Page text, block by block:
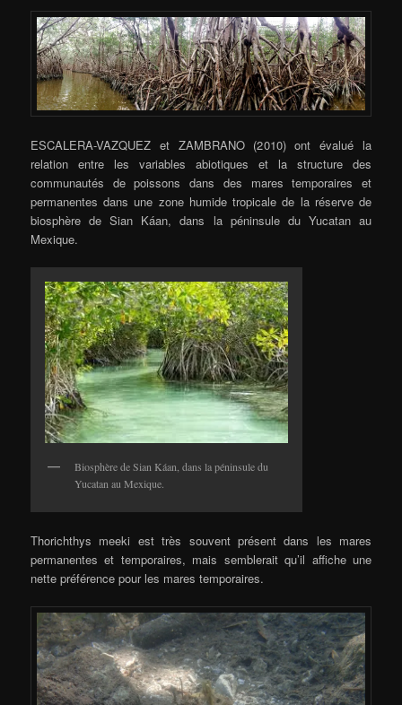
ESCALERA-VAZQUEZ et ZAMBRANO (2010) ont évalué la
relation entre les variables abiotiques et la structure des
communautés de poissons dans des mares temporaires et
permanentes dans une zone humide tropicale de la réserve de
biosphère de Sian Káan, dans la péninsule du Yucatan au
Mexique.
Biosphère de Sian Káan, dans la péninsule du
Yucatan au Mexique.
Thorichthys meeki est très souvent présent dans les mares
permanentes et temporaires, mais semblerait qu’il affiche une
nette préférence pour les mares temporaires.